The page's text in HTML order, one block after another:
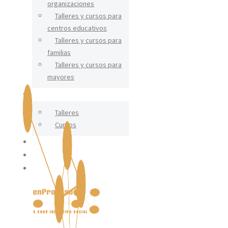
organizaciones
Talleres y cursos para
centros educativos
Talleres y cursos para
familias
Talleres y cursos para
mayores
Talleres
Cursos
IGUALDAD
BLOG
CONTACTO